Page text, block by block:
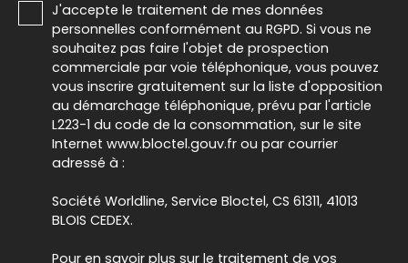
J'accepte le traitement de mes données
personnelles conformément au RGPD. Si vous ne
souhaitez pas faire l'objet de prospection
commerciale par voie téléphonique, vous pouvez
vous inscrire gratuitement sur la liste d'opposition
au démarchage téléphonique, prévu par l'article
L223-1 du code de la consommation, sur le site
Internet www.bloctel.gouv.fr ou par courrier
adressé à :
Société Worldline, Service Bloctel, CS 61311, 41013
BLOIS CEDEX.
Pour en savoir plus sur le traitement de vos